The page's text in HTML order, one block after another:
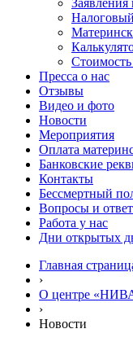
Пресса о нас
Отзывы
Видео и фото
Новости
Мероприятия
Оплата
Банковские
Контакты
Бессмертный
Вопросы и
Работа у нас
Дни открытых
Главная
›
О центре
›
Новости